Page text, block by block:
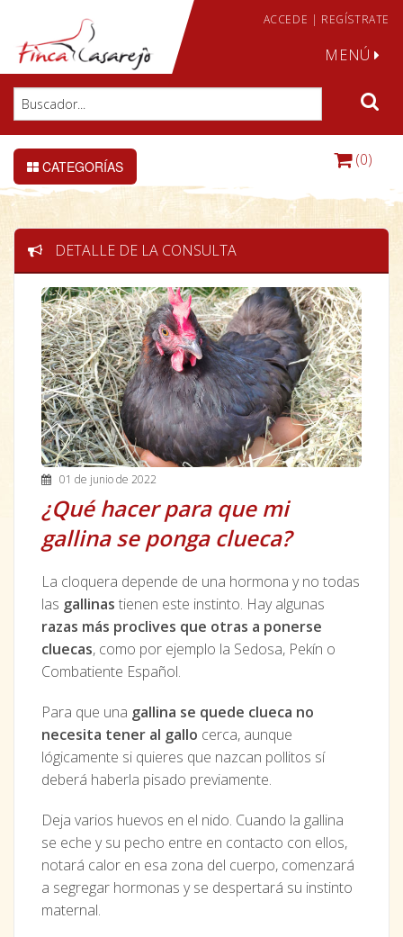
ACCEDE | REGÍSTRATE
MENÚ
CATEGORÍAS (0)
DETALLE DE LA CONSULTA
01 de junio de 2022
¿Qué hacer para que mi
gallina se ponga clueca?
La cloquera depende de una hormona y no todas
las gallinas tienen este instinto. Hay algunas
razas más proclives que otras a ponerse
cluecas, como por ejemplo la Sedosa, Pekín o
Combatiente Español.
Para que una gallina se quede clueca no
necesita tener al gallo cerca, aunque
lógicamente si quieres que nazcan pollitos sí
deberá haberla pisado previamente.
Deja varios huevos en el nido. Cuando la gallina
se eche y su pecho entre en contacto con ellos,
notará calor en esa zona del cuerpo, comenzará
a segregar hormonas y se despertará su instinto
maternal.